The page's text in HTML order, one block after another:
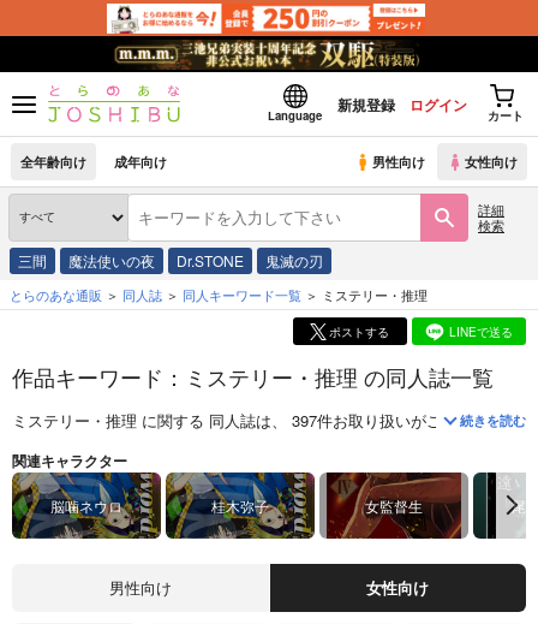
Language
新規登録 ログイン
カート
全年齢向け 成年向け 男性向け 女性向け
詳細
検索
三間 魔法使いの夜 Dr.STONE 鬼滅の刃
とらのあな通販 同人誌 同人キーワード一覧 ミステリー・推理
ポストする LINEで送る
作品キーワード：ミステリー・推理 の同人誌一覧
ミステリー・推理 に関する 同人誌は、 397件お取り扱いがございます。
続きを読む
関連キャラクター
脳噛ネウロ 桂木弥子 女監督生 尾
男性向け 女性向け